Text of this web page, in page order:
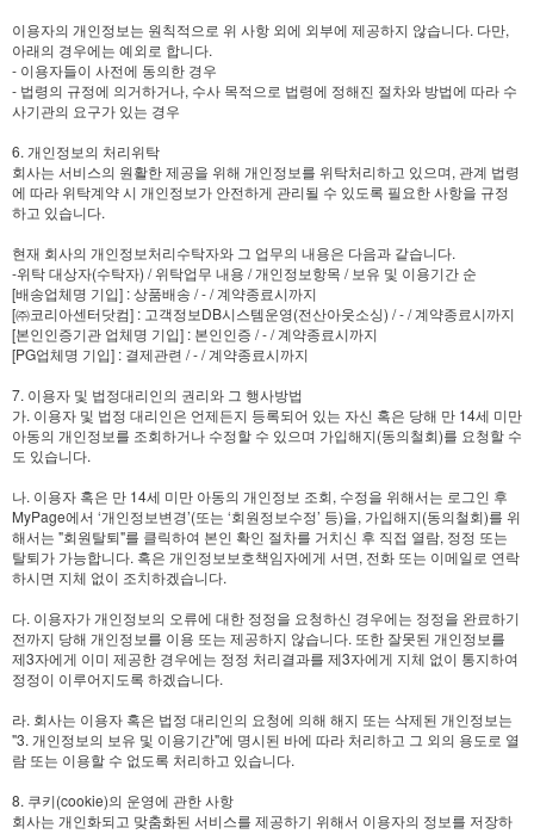
이용자의 개인정보는 원칙적으로 위 사항 외에 외부에 제공하지 않습니다. 다만,
아래의 경우에는 예외로 합니다.
- 이용자들이 사전에 동의한 경우
- 법령의 규정에 의거하거나, 수사 목적으로 법령에 정해진 절차와 방법에 따라 수
사기관의 요구가 있는 경우
6. 개인정보의 처리위탁
회사는 서비스의 원활한 제공을 위해 개인정보를 위탁처리하고 있으며, 관계 법령
에 따라 위탁계약 시 개인정보가 안전하게 관리될 수 있도록 필요한 사항을 규정
하고 있습니다.
현재 회사의 개인정보처리수탁자와 그 업무의 내용은 다음과 같습니다.
-위탁 대상자(수탁자) / 위탁업무 내용 / 개인정보항목 / 보유 및 이용기간 순
[배송업체명 기입] : 상품배송 / - / 계약종료시까지
[㈜코리아센터닷컴] : 고객정보DB시스템운영(전산아웃소싱) / - / 계약종료시까지
[본인인증기관 업체명 기입] : 본인인증 / - / 계약종료시까지
[PG업체명 기입] : 결제관련 / - / 계약종료시까지
7. 이용자 및 법정대리인의 권리와 그 행사방법
가. 이용자 및 법정 대리인은 언제든지 등록되어 있는 자신 혹은 당해 만 14세 미만
아동의 개인정보를 조회하거나 수정할 수 있으며 가입해지(동의철회)를 요청할 수
도 있습니다.
나. 이용자 혹은 만 14세 미만 아동의 개인정보 조회, 수정을 위해서는 로그인 후
MyPage에서 ‘개인정보변경’(또는 ‘회원정보수정’ 등)을, 가입해지(동의철회)를 위
해서는 "회원탈퇴"를 클릭하여 본인 확인 절차를 거치신 후 직접 열람, 정정 또는
탈퇴가 가능합니다. 혹은 개인정보보호책임자에게 서면, 전화 또는 이메일로 연락
하시면 지체 없이 조치하겠습니다.
다. 이용자가 개인정보의 오류에 대한 정정을 요청하신 경우에는 정정을 완료하기
전까지 당해 개인정보를 이용 또는 제공하지 않습니다. 또한 잘못된 개인정보를
제3자에게 이미 제공한 경우에는 정정 처리결과를 제3자에게 지체 없이 통지하여
정정이 이루어지도록 하겠습니다.
라. 회사는 이용자 혹은 법정 대리인의 요청에 의해 해지 또는 삭제된 개인정보는
"3. 개인정보의 보유 및 이용기간"에 명시된 바에 따라 처리하고 그 외의 용도로 열
람 또는 이용할 수 없도록 처리하고 있습니다.
8. 쿠키(cookie)의 운영에 관한 사항
회사는 개인화되고 맞춤화된 서비스를 제공하기 위해서 이용자의 정보를 저장하